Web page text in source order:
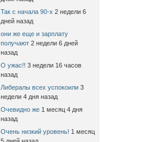
Так с начала 90-х 2 недели 6
дней назад
они же еще и зарплату
получают 2 недели 6 дней
назад
О ужас!! 3 недели 16 часов
назад
Либералы всех успокоили 3
недели 4 дня назад
Очевидно же 1 месяц 4 дня
назад
Очень низкий уровень! 1 месяц